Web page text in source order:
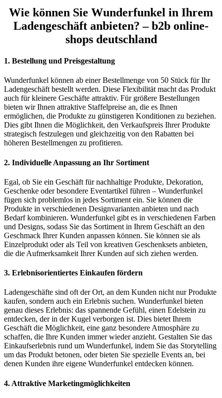
Wie können Sie Wunderfunkel in Ihrem
Ladengeschäft anbieten? – b2b online-
shops deutschland
1. Bestellung und Preisgestaltung
Wunderfunkel können ab einer Bestellmenge von 50 Stück für Ihr
Ladengeschäft bestellt werden. Diese Flexibilität macht das Produkt
auch für kleinere Geschäfte attraktiv. Für größere Bestellungen
bieten wir Ihnen attraktive Staffelpreise an, die es Ihnen
ermöglichen, die Produkte zu günstigeren Konditionen zu beziehen.
Dies gibt Ihnen die Möglichkeit, den Verkaufspreis Ihrer Produkte
strategisch festzulegen und gleichzeitig von den Rabatten bei
höheren Bestellmengen zu profitieren.
2. Individuelle Anpassung an Ihr Sortiment
Egal, ob Sie ein Geschäft für nachhaltige Produkte, Dekoration,
Geschenke oder besondere Eventartikel führen – Wunderfunkel
fügen sich problemlos in jedes Sortiment ein. Sie können die
Produkte in verschiedenen Designvarianten anbieten und nach
Bedarf kombinieren. Wunderfunkel gibt es in verschiedenen Farben
und Designs, sodass Sie das Sortiment in Ihrem Geschäft an den
Geschmack Ihrer Kunden anpassen können. Sie können sie als
Einzelprodukt oder als Teil von kreativen Geschenksets anbieten,
die die Aufmerksamkeit Ihrer Kunden auf sich ziehen werden.
3. Erlebnisorientiertes Einkaufen fördern
Ladengeschäfte sind oft der Ort, an dem Kunden nicht nur Produkte
kaufen, sondern auch ein Erlebnis suchen. Wunderfunkel bieten
genau dieses Erlebnis: das spannende Gefühl, einen Edelstein zu
entdecken, der in der Kugel verborgen ist. Dies bietet Ihrem
Geschäft die Möglichkeit, eine ganz besondere Atmosphäre zu
schaffen, die Ihre Kunden immer wieder anzieht. Gestalten Sie das
Einkaufserlebnis rund um Wunderfunkel, indem Sie das Storytelling
um das Produkt betonen, oder bieten Sie spezielle Events an, bei
denen Kunden ihre eigene Wunderfunkel entdecken können.
4. Attraktive Marketingmöglichkeiten